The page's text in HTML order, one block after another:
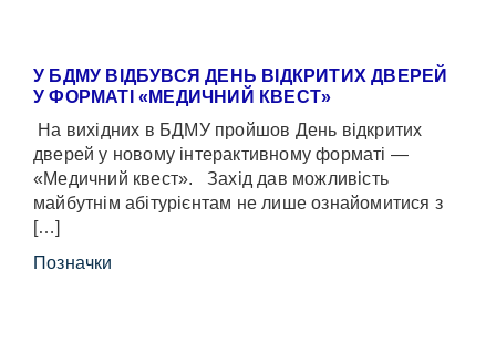
У БДМУ ВІДБУВСЯ ДЕНЬ ВІДКРИТИХ ДВЕРЕЙ
У ФОРМАТІ «МЕДИЧНИЙ КВЕСТ»
На вихідних в БДМУ пройшов День відкритих
дверей у новому інтерактивному форматі —
«Медичний квест». Захід дав можливість
майбутнім абітурієнтам не лише ознайомитися з
[…]
Позначки